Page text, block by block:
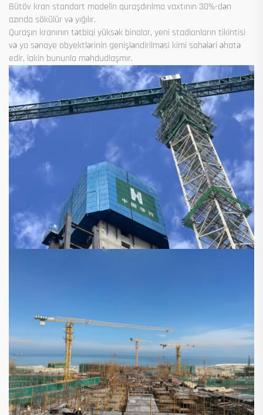
Bütöv kran standart modelin quraşdırılma vaxtının 30%-dən
azında sökülür və yığılır.
Quraşın kranının tətbiqi yüksək binalar, yeni stadionların tikintisi
və ya sənaye obyektlərinin genişləndirilməsi kimi sahələri əhatə
edir, lakin bununla məhdudlaşmır.